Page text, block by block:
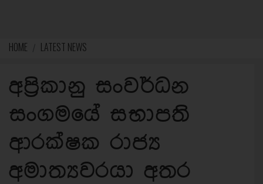
HOME LATEST NEWS
අප්‍රිකානු සංවර්ධන
සංගමයේ සභාපති
ආරක්ෂක රාජ්‍ය
අමාත්‍යවරයා අතර